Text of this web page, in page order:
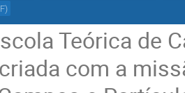
)
Teórica de
com a